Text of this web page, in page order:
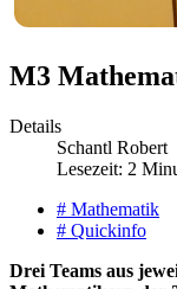
M3
Details
Schantl Robert
Lesezeit: 2
# Mathematik
# Quickinfo
Drei Teams aus